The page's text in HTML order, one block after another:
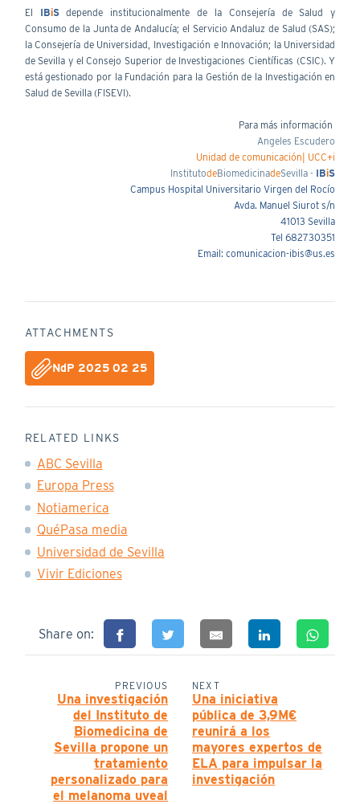
El IBiS depende institucionalmente de la Consejería de Salud y
Consumo de la Junta de Andalucía; el Servicio Andaluz de Salud (SAS);
la Consejería de Universidad, Investigación e Innovación; la Universidad
de Sevilla y el Consejo Superior de Investigaciones Científicas (CSIC). Y
está gestionado por la Fundación para la Gestión de la Investigación en
Salud de Sevilla (FISEVI).
Para más información
Angeles Escudero
Unidad de comunicación| UCC+i
InstitutodeBiomedicinadeSevilla - IBiS
Campus Hospital Universitario Virgen del Rocío
Avda. Manuel Siurot s/n
41013 Sevilla
Tel 682730351
Email: comunicacion-ibis@us.es
ATTACHMENTS
NdP 2025 02 25
RELATED LINKS
ABC Sevilla
Europa Press
Notiamerica
QuéPasa media
Universidad de Sevilla
Vivir Ediciones
Share on:
PREVIOUS
Una investigación
del Instituto de
Biomedicina de
Sevilla propone un
tratamiento
personalizado para
el melanoma uveal
NEXT
Una iniciativa
pública de 3,9M€
reunirá a los
mayores expertos de
ELA para impulsar la
investigación